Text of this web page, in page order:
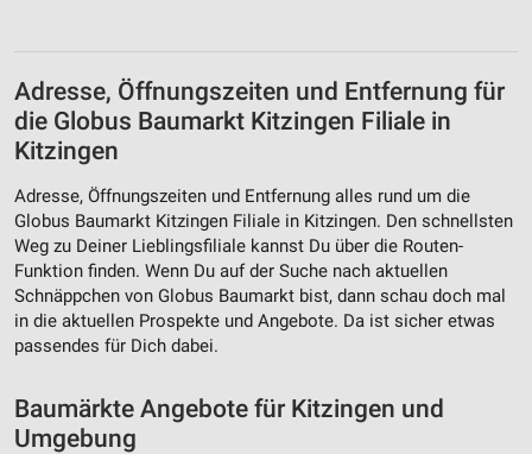
Adresse, Öffnungszeiten und Entfernung für
die Globus Baumarkt Kitzingen Filiale in
Kitzingen
Adresse, Öffnungszeiten und Entfernung alles rund um die
Globus Baumarkt Kitzingen Filiale in Kitzingen. Den schnellsten
Weg zu Deiner Lieblingsfiliale kannst Du über die Routen-
Funktion finden. Wenn Du auf der Suche nach aktuellen
Schnäppchen von Globus Baumarkt bist, dann schau doch mal
in die aktuellen Prospekte und Angebote. Da ist sicher etwas
passendes für Dich dabei.
Baumärkte Angebote für Kitzingen und
Umgebung
Erstellung von Profilen für personalisierte
Werbung
personalisierter Werbung
Erstellung von Profilen zur Personalisierung
von Inhalten
Verwendung von Profilen zur Auswahl
personalisierter Inhalte
Messung der Performance von Inhalten